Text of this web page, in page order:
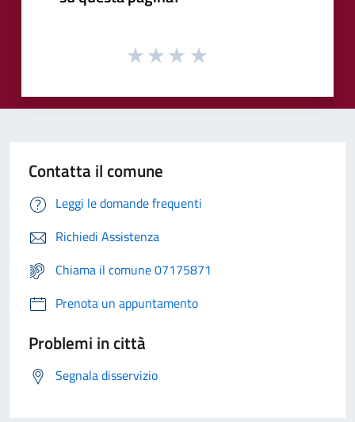
Contatta il comune
Leggi le domande frequenti
Richiedi Assistenza
Chiama il comune 07175871
Prenota un appuntamento
Problemi in città
Segnala disservizio